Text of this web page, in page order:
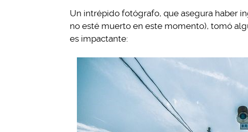
Un intrépido fotógrafo, que asegura haber
no esté muerto en este momento), tomó
es impactante: